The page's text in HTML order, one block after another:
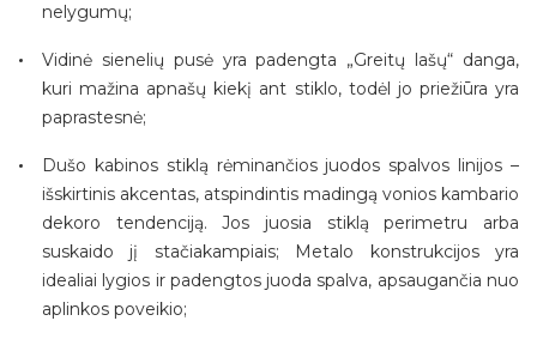
nelygumų;
Vidinė sienelių pusė yra padengta „Greitų lašų“ danga,
kuri mažina apnašų kiekį ant stiklo, todėl jo priežiūra yra
paprastesnė;
Dušo kabinos stiklą rėminančios juodos spalvos linijos –
išskirtinis akcentas, atspindintis madingą vonios kambario
dekoro tendenciją. Jos juosia stiklą perimetru arba
suskaido jį stačiakampiais; Metalo konstrukcijos yra
idealiai lygios ir padengtos juoda spalva, apsaugančia nuo
aplinkos poveikio;